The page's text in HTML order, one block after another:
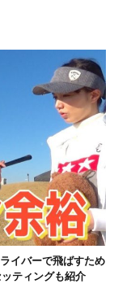
イバーで飛ばすため
ティングも紹介